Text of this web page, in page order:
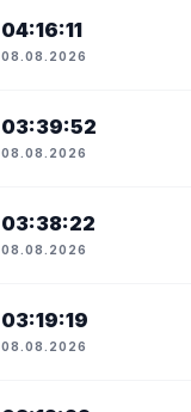
04:16:11
08.08.2026
03:39:52
08.08.2026
03:38:22
08.08.2026
03:19:19
08.08.2026